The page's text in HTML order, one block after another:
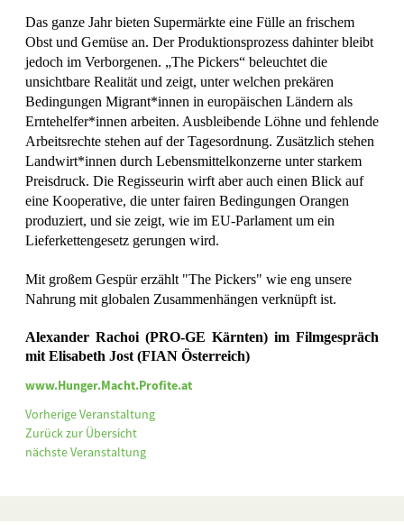
Das ganze Jahr bieten Supermärkte eine Fülle an frischem
Obst und Gemüse an. Der Produktionsprozess dahinter bleibt
jedoch im Verborgenen. „The Pickers“ beleuchtet die
unsichtbare Realität und zeigt, unter welchen prekären
Bedingungen Migrant*innen in europäischen Ländern als
Erntehelfer*innen arbeiten. Ausbleibende Löhne und fehlende
Arbeitsrechte stehen auf der Tagesordnung. Zusätzlich stehen
Landwirt*innen durch Lebensmittelkonzerne unter starkem
Preisdruck. Die Regisseurin wirft aber auch einen Blick auf
eine Kooperative, die unter fairen Bedingungen Orangen
produziert, und sie zeigt, wie im EU-Parlament um ein
Lieferkettengesetz gerungen wird.
Mit großem Gespür erzählt "The Pickers" wie eng unsere
Nahrung mit globalen Zusammenhängen verknüpft ist.
Alexander Rachoi (PRO-GE Kärnten) im Filmgespräch
mit Elisabeth Jost (FIAN Österreich)
www.Hunger.Macht.Profite.at
Vorherige Veranstaltung
Zurück zur Übersicht
nächste Veranstaltung